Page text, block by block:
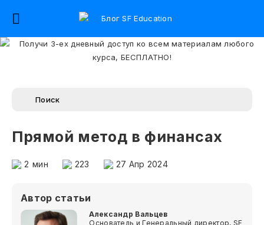
Прямой метод в финансах
2 мин 223 27 Апр 2024
Автор статьи
Александр Вальцев
Основатель и Генеральный директор, SF